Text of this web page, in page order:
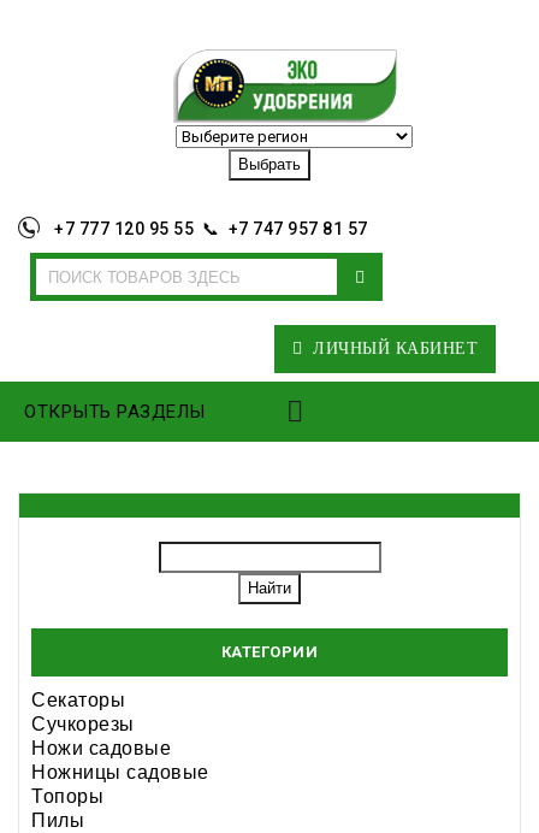
+7 777 120 95 55 📞 +7 747 957 81 57
ЛИЧНЫЙ КАБИНЕТ
ОТКРЫТЬ РАЗДЕЛЫ
КАТЕГОРИИ
Секаторы
Сучкорезы
Ножи садовые
Ножницы садовые
Топоры
Пилы